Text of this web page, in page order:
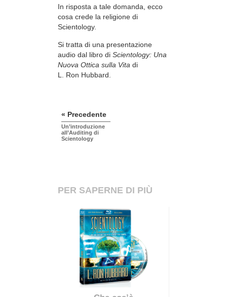
In risposta a tale domanda, ecco
cosa crede la religione di
Scientology.
Si tratta di una presentazione
audio dal libro di Scientology: Una
Nuova Ottica sulla Vita di
L. Ron Hubbard.
« Precedente
Un’introduzione
all’Auditing di
Scientology
PER SAPERNE DI PIÙ